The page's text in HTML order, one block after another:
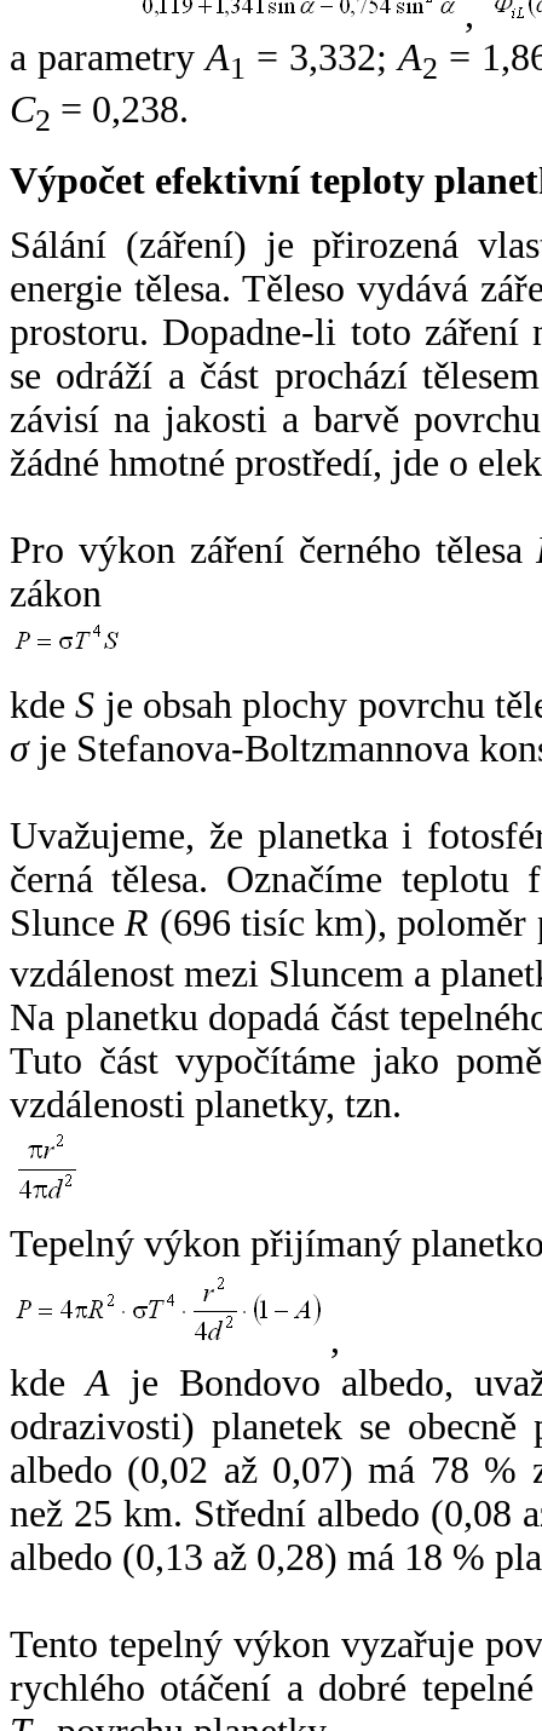
,
a parametryA1 = 3,332;A2 =
C2 = 0,238.
Výpočet efektivní teploty
Sálání (záření) je přirozená
energie tělesa. Těleso vydává
prostoru. Dopadne-li toto záření
se odráží a část prochází
závisí na jakosti a barvě
žádné hmotné prostředí, jde o
Pro výkon záření černého tělesa
zákon
kdeS je obsah plochy povrchu
σje Stefanova-Boltzmannova
Uvažujeme, že planetka i
černá tělesa. Označíme
SlunceR (696 tisíc km),
vzdálenost mezi Sluncem a
Na planetku dopadá část
Tuto část vypočítáme jako
vzdálenosti planetky, tzn.
Tepelný výkon přijímaný
,
kdeA je Bondovo albedo,
odrazivosti) planetek se
albedo (0,02 až 0,07) má 78 %
než 25 km. Střední albedo (0,08
albedo (0,13 až 0,28) má 18 %
Tento tepelný výkon vyzařuje
rychlého otáčení a dobré